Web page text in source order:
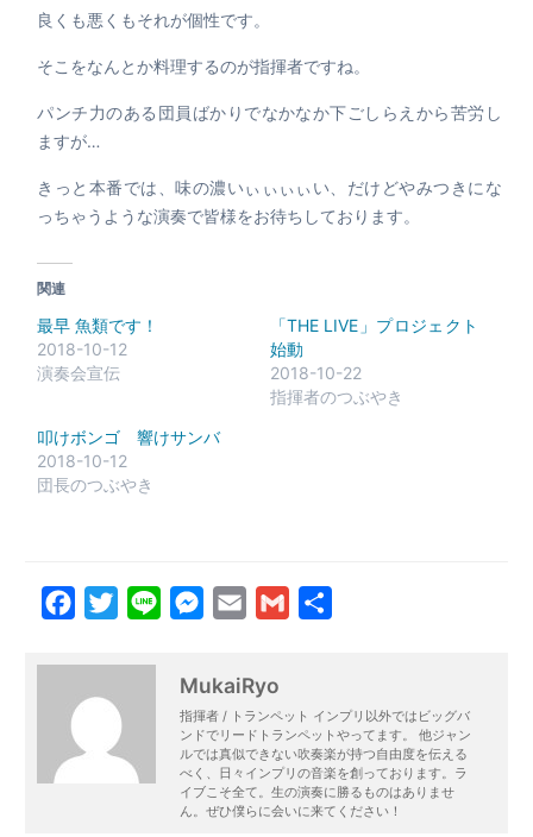
良くも悪くもそれが個性です。
そこをなんとか料理するのが指揮者ですね。
パンチ力のある団員ばかりでなかなか下ごしらえから苦労し
ますが…
きっと本番では、味の濃いぃぃぃぃい、だけどやみつきにな
っちゃうような演奏で皆様をお待ちしております。
関連
最早 魚類です！
2018-10-12
演奏会宣伝
「THE LIVE」プロジェクト
始動
2018-10-22
指揮者のつぶやき
叩けボンゴ 響けサンバ
2018-10-12
団長のつぶやき
FacebookTwitterLine Messenger
Email Gmail
MukaiRyo
指揮者 / トランペット インプリ以外ではビッグバ
ンドでリードトランペットやってます。 他ジャン
ルでは真似できない吹奏楽が持つ自由度を伝える
べく、日々インプリの音楽を創っております。ラ
イブこそ全て。生の演奏に勝るものはありませ
ん。ぜひ僕らに会いに来てください！